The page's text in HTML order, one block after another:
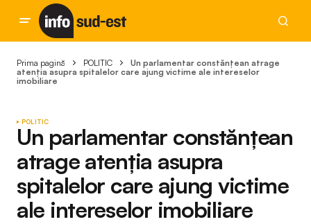
Prima pagină POLITIC
Un parlamentar constănțean atrage
atenția asupra spitalelor care ajung victime ale intereselor
imobiliare
POLITIC
Un parlamentar constănțean
atrage atenția asupra
spitalelor care ajung victime
ale intereselor imobiliare